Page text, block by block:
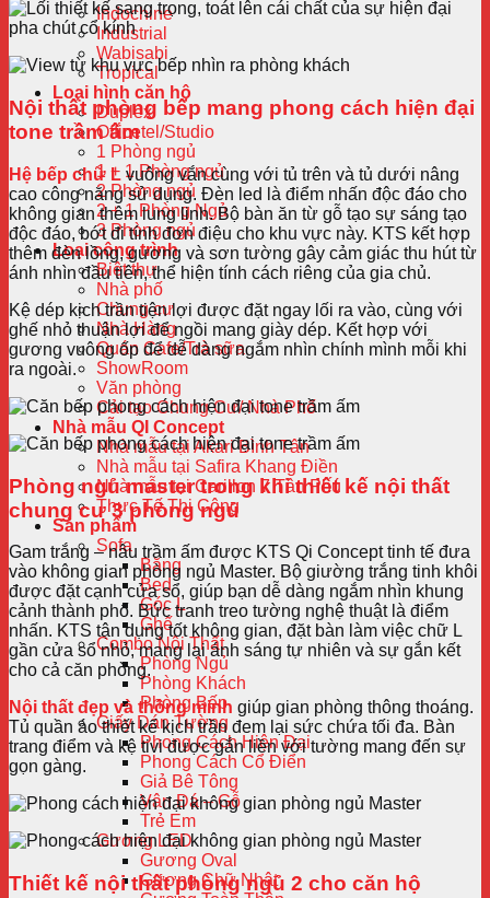
Indochine
Industrial
Wabisabi
Tropical
Loại hình căn hộ
Duplex
Officetel/Studio
1 Phòng ngủ
1 + 1 Phòng ngủ
2 Phòng ngủ
2 + 1 Phòng Ngủ
3 Phòng ngủ
Loại công trình
Biệt thự
Nhà phố
Chung cư
Nhà Hàng
Quán Cafe/Trà sữa
ShowRoom
Văn phòng
Cải tạo Chung Cư/ Nhà Phố
Nhà mẫu QI Concept
Nhà mẫu tại Akari Bình Tân
Nhà mẫu tại Safira Khang Điền
Nhà mẫu tại Carillon 7 Tân Phú
Thực Tế Thi Công
Sản phẩm
Sofa
Băng
Bed
Góc L
Ghế
Combo Nội Thất
Phòng Ngủ
Phòng Khách
Phòng Bếp
Giấy Dán Tường
Phong Cách Hiện Đại
Phong Cách Cổ Điển
Giả Bê Tông
Vân Đá – Gỗ
Trẻ Em
Gương LED
Gương Oval
Gương Chữ Nhật
Nội thất phòng bếp mang phong cách hiện đại
tone trầm ấm
Hệ bếp chữ L vuông vắn cùng với tủ trên và tủ dưới nâng
cao công năng sử dụng. Đèn led là điểm nhấn độc đáo cho
không gian thêm lung linh. Bộ bàn ăn từ gỗ tạo sự sáng tạo
độc đáo, bớt đi tính đơn điệu cho khu vực này. KTS kết hợp
thêm đèn lồng, gương và sơn tường gây cảm giác thu hút từ
ánh nhìn đầu tiên, thể hiện tính cách riêng của gia chủ.
Kệ dép kịch trần tiện lợi được đặt ngay lối ra vào, cùng với
ghế nhỏ thuận lợi để ngồi mang giày dép. Kết hợp với
gương vuông ốp để dễ dàng ngắm nhìn chính mình mỗi khi
ra ngoài.
Phòng ngủ master trong khi thiết kế nội thất
chung cư 3 phòng ngủ
Gam trắng – nâu trầm ấm được KTS Qi Concept tinh tế đưa
vào không gian phòng ngủ Master. Bộ giường trắng tinh khôi
được đặt cạnh cửa sổ, giúp bạn dễ dàng ngắm nhìn khung
cảnh thành phố. Bức tranh treo tường nghệ thuật là điểm
nhấn. KTS tận dụng tốt không gian, đặt bàn làm việc chữ L
gần cửa sổ nhỏ, mang lại ánh sáng tự nhiên và sự gắn kết
cho cả căn phòng.
Nội thất đẹp và thông minh giúp gian phòng thông thoáng.
Tủ quần áo thiết kế kịch trần đem lại sức chứa tối đa. Bàn
trang điểm và kệ tivi được gắn liền với tường mang đến sự
gọn gàng.
Thiết kế nội thất phòng ngủ 2 cho căn hộ